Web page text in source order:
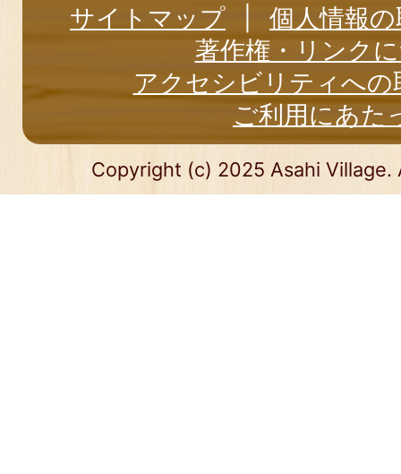
サイトマップ
個人情報
著作権・リンク
アクセシビリティへの
ご利用にあた
Copyright (c) 2025 Asahi Village.